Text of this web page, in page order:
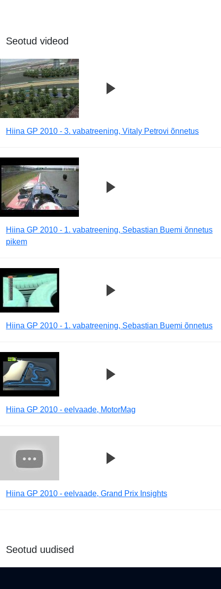
Seotud videod
Hiina GP 2010 - 3. vabatreening, Vitaly Petrovi õnnetus
Hiina GP 2010 - 1. vabatreening, Sebastian Buemi õnnetus
pikem
Hiina GP 2010 - 1. vabatreening, Sebastian Buemi õnnetus
Hiina GP 2010 - eelvaade, MotorMag
Hiina GP 2010 - eelvaade, Grand Prix Insights
Seotud uudised